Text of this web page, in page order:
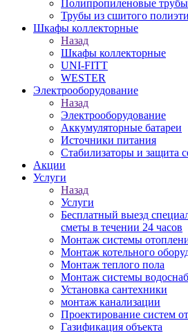
Полипропиленовые трубы
Трубы из сшитого
Шкафы коллекторные
Назад
Шкафы коллекторные
UNI-FITT
WESTER
Электрооборудование
Назад
Электрооборудование
Аккумуляторные батареи
Источники питания
Стабилизаторы и защита
Акции
Услуги
Назад
Услуги
Бесплатный выезд
сметы в течении 24 часов
Монтаж системы
Монтаж котельного
Монтаж теплого пола
Монтаж системы
Установка сантехники
монтаж канализации
Проектирование систем
Газификация объекта